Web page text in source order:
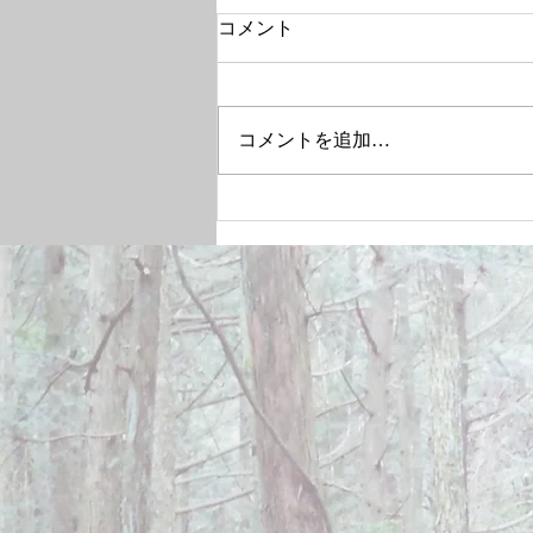
December 28, 2024
コメント
コメントを追加…